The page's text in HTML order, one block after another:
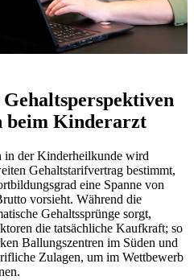
beim Kinderarzt
in der Kinderheilkunde wird
Gehaltstarifvertrag bestimmt,
eine Spanne von
vorsieht. Während die
Gehaltssprünge sorgt,
die tatsächliche Kaufkraft; so
Ballungszentren im Süden und
Zulagen, um im Wettbewerb